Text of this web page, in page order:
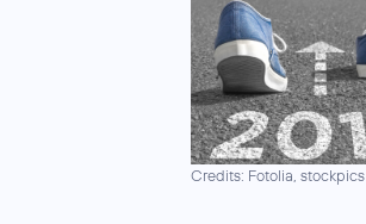
Credits: Fotolia, stockpics